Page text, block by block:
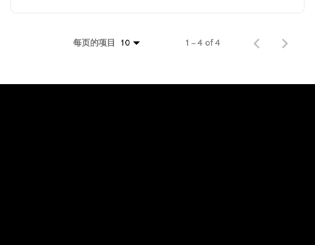
每页的项目 10 1 – 4 of 4